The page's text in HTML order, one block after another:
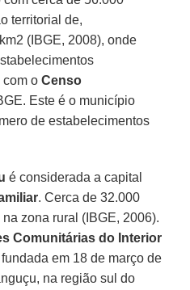
territorial de,
(IBGE, 2008), onde
com o Censo
Este é o município
de estabelecimentos
é considerada a capital
. Cerca de 32.000
zona rural (IBGE, 2006).
Comunitárias do Interior
em 18 de março de
na região sul do